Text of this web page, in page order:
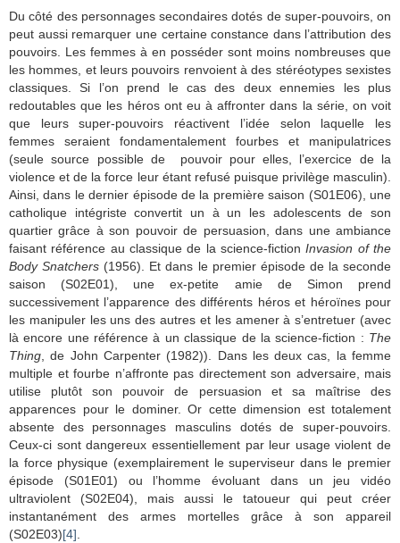
Du côté des personnages secondaires dotés de super-pouvoirs, on
peut aussi remarquer une certaine constance dans l’attribution des
pouvoirs. Les femmes à en posséder sont moins nombreuses que
les hommes, et leurs pouvoirs renvoient à des stéréotypes sexistes
classiques. Si l’on prend le cas des deux ennemies les plus
redoutables que les héros ont eu à affronter dans la série, on voit
que leurs super-pouvoirs réactivent l’idée selon laquelle les
femmes seraient fondamentalement fourbes et manipulatrices
(seule source possible de pouvoir pour elles, l’exercice de la
violence et de la force leur étant refusé puisque privilège masculin).
Ainsi, dans le dernier épisode de la première saison (S01E06), une
catholique intégriste convertit un à un les adolescents de son
quartier grâce à son pouvoir de persuasion, dans une ambiance
faisant référence au classique de la science-fictionInvasion of the
Body Snatchers (1956). Et dans le premier épisode de la seconde
saison (S02E01), une ex-petite amie de Simon prend
successivement l’apparence des différents héros et héroïnes pour
les manipuler les uns des autres et les amener à s’entretuer (avec
là encore une référence à un classique de la science-fiction : The
Thing, de John Carpenter (1982)). Dans les deux cas, la femme
multiple et fourbe n’affronte pas directement son adversaire, mais
utilise plutôt son pouvoir de persuasion et sa maîtrise des
apparences pour le dominer. Or cette dimension est totalement
absente des personnages masculins dotés de super-pouvoirs.
Ceux-ci sont dangereux essentiellement par leur usage violent de
la force physique (exemplairement le superviseur dans le premier
épisode (S01E01) ou l’homme évoluant dans un jeu vidéo
ultraviolent (S02E04), mais aussi le tatoueur qui peut créer
instantanément des armes mortelles grâce à son appareil
(S02E03)[4].